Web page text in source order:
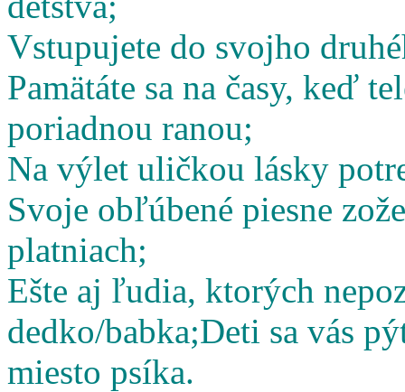
Vstupujete do svojho
Pamätáte sa na časy, keď
poriadnou ranou;
Na výlet uličkou lásky
Svoje obľúbené piesne
platniach;
Ešte aj ľudia, ktorých
dedko/babka;Deti sa vás
miesto psíka.